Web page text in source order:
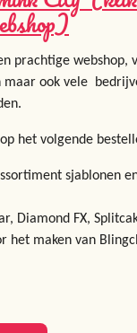
prachtige webshop,
maar ook vele
het volgende
sjablonen
Diamond FX,
het maken van